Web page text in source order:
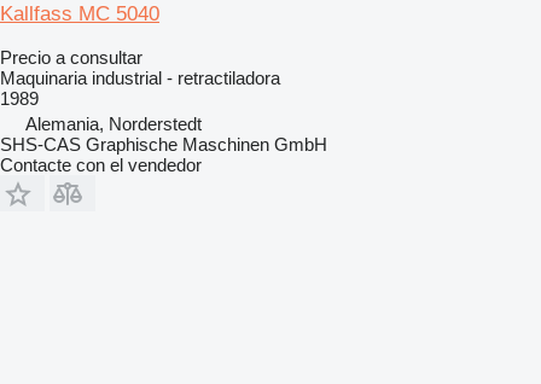
Kallfass MC 5040
Precio a consultar
Maquinaria industrial - retractiladora
1989
Alemania, Norderstedt
SHS-CAS Graphische Maschinen GmbH
Contacte con el vendedor